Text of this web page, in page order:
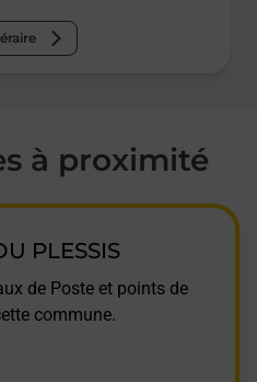
à proximité
PLESSIS
de Poste et points de
commune.